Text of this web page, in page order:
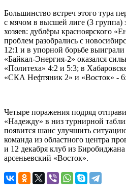
Большинство встреч этого тура
с мячом в высшей лиге (3 группа)
хозяев: дублёры красноярского
проблем разобрались с
12:1 и в упорной борьбе
«Байкал-Энергия-2» оказался
«Политеха» 4:2 и 5:3; в
«СКА Нефтяник 2» и «Восток» -
Четыре поражения подряд
«Надежду» в низ турнирной
появится шанс улучшить
команда из областного центра
и 12 декабря клуб из
арсеньевский «Восток».